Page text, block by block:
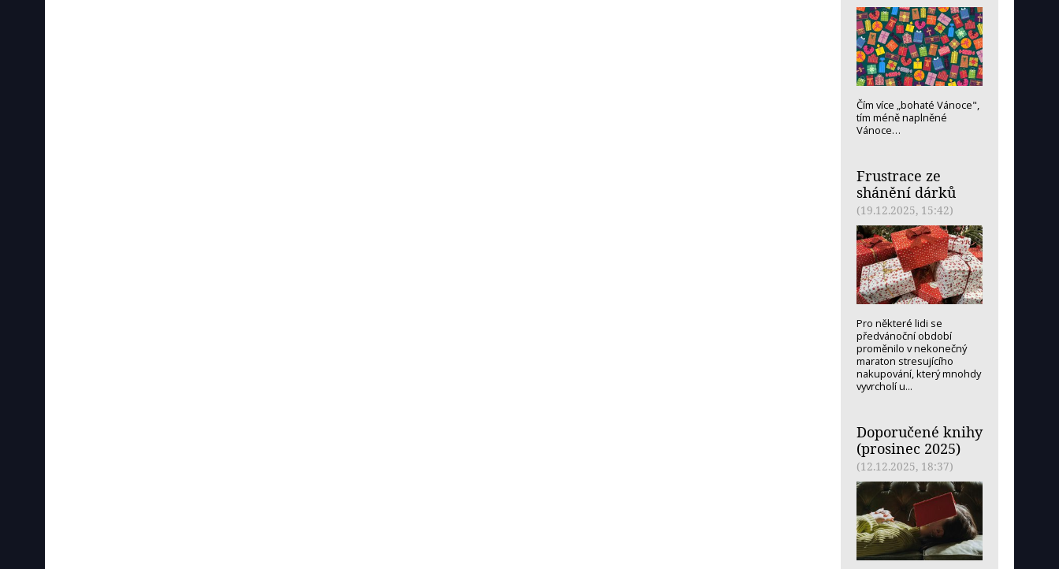
Čím více „bohaté Vánoce",
tím méně naplněné
Vánoce…
Frustrace ze
shánění dárků
(19.12.2025, 15:42)
Pro některé lidi se
předvánoční období
proměnilo v nekonečný
maraton stresujícího
nakupování, který mnohdy
vyvrcholí u...
Doporučené knihy
(prosinec 2025)
(12.12.2025, 18:37)